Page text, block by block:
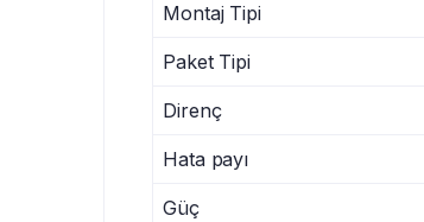
Montaj Tipi
Paket Tipi
Direnç
Hata payı
Güç